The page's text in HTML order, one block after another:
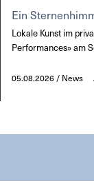
Ein
Lokale Kunst im
Performances» am
05.08.2026 / News